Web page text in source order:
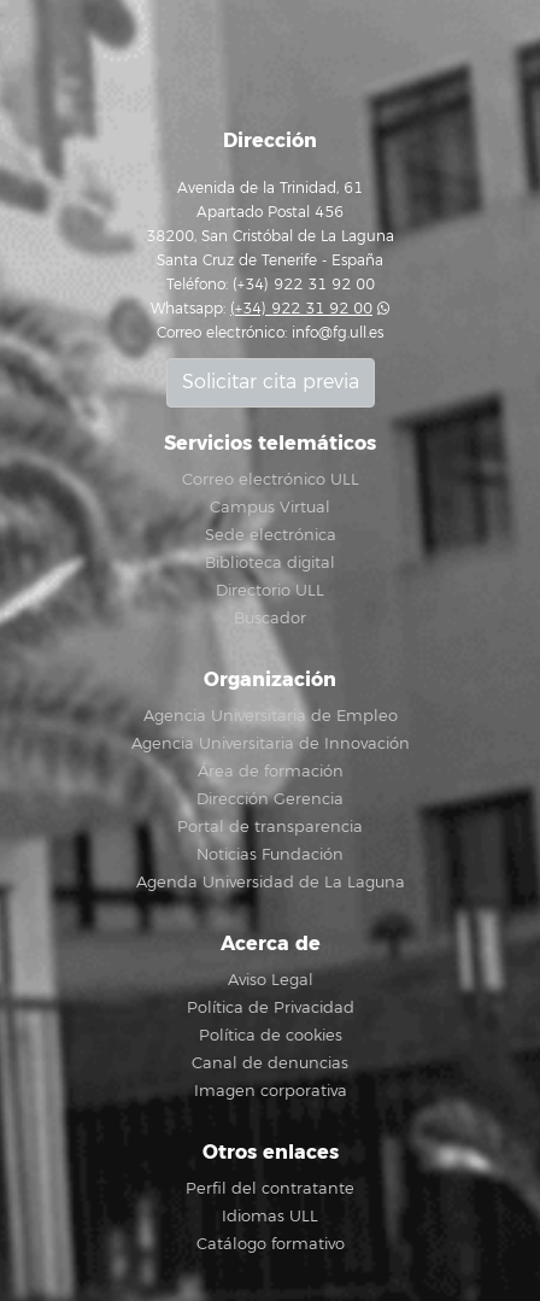
Dirección
Avenida de la Trinidad, 61
Apartado Postal 456
38200, San Cristóbal de La Laguna
Santa Cruz de Tenerife - España
Teléfono: (+34) 922 31 92 00
Whatsapp: (+34) 922 31 92 00
Correo electrónico: info@fg.ull.es
Solicitar cita previa
Servicios telemáticos
Correo electrónico ULL
Campus Virtual
Sede electrónica
Biblioteca digital
Directorio ULL
Buscador
Organización
Agencia Universitaria de Empleo
Agencia Universitaria de Innovación
Área de formación
Dirección Gerencia
Portal de transparencia
Noticias Fundación
Agenda Universidad de La Laguna
Acerca de
Aviso Legal
Política de Privacidad
Política de cookies
Canal de denuncias
Imagen corporativa
Otros enlaces
Perfil del contratante
Idiomas ULL
Catálogo formativo